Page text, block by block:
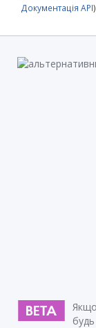
Документація API